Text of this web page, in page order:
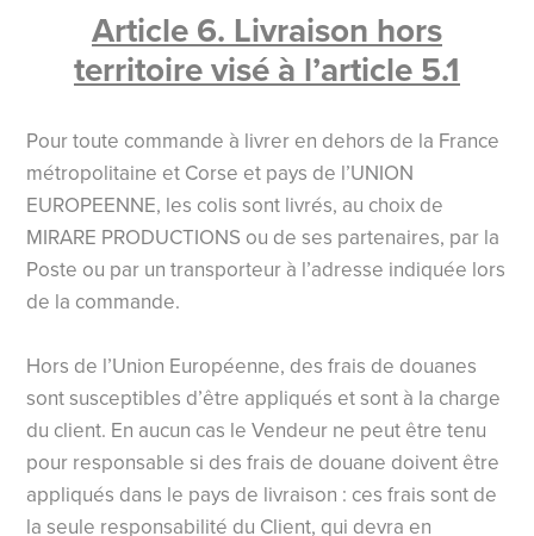
Article 6. Livraison hors
territoire visé à l’article 5.1
Pour toute commande à livrer en dehors de la France
métropolitaine et Corse et pays de l’UNION
EUROPEENNE, les colis sont livrés, au choix de
MIRARE PRODUCTIONS ou de ses partenaires, par la
Poste ou par un transporteur à l’adresse indiquée lors
de la commande.
Hors de l’Union Européenne, des frais de douanes
sont susceptibles d’être appliqués et sont à la charge
du client. En aucun cas le Vendeur ne peut être tenu
pour responsable si des frais de douane doivent être
appliqués dans le pays de livraison : ces frais sont de
la seule responsabilité du Client, qui devra en